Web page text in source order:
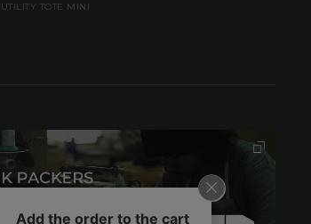
UTILITY TOTE MINI